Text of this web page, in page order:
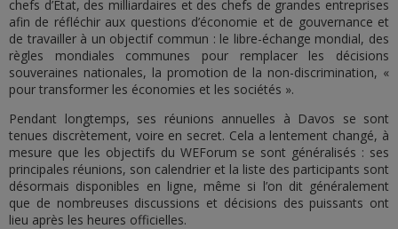
chefs d’État, des milliardaires et des chefs de grandes entreprises
afin de réfléchir aux questions d’économie et de gouvernance et
de travailler à un objectif commun : le libre-échange mondial, des
règles mondiales communes pour remplacer les décisions
souveraines nationales, la promotion de la non-discrimination, «
pour transformer les économies et les sociétés ».
Pendant longtemps, ses réunions annuelles à Davos se sont
tenues discrètement, voire en secret. Cela a lentement changé, à
mesure que les objectifs du WEForum se sont généralisés : ses
principales réunions, son calendrier et la liste des participants sont
désormais disponibles en ligne, même si l’on dit généralement
que de nombreuses discussions et décisions des puissants ont
lieu après les heures officielles.